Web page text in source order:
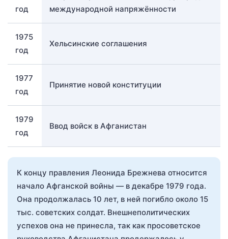
год
международной напряжённости
1975
год
Хельсинские соглашения
1977
год
Принятие новой конституции
1979
год
Ввод войск в Афганистан
К концу правления Леонида Брежнева относится
начало Афганской войны — в декабре 1979 года.
Она продолжалась 10 лет, в ней погибло около 15
тыс. советских солдат. Внешнеполитических
успехов она не принесла, так как просоветское